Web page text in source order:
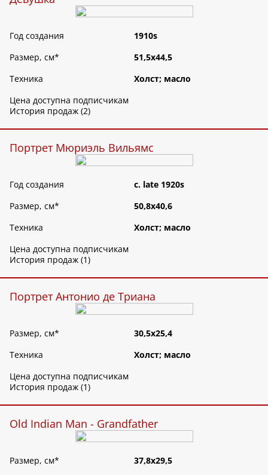
Год создания
1910s
Размер, см*
51,5х44,5
Техника
Холст; масло
Цена доступна подписчикам
История продаж (2)
Портрет Мюриэль Вильямс
Год создания
c. late 1920s
Размер, см*
50,8х40,6
Техника
Холст; масло
Цена доступна подписчикам
История продаж (1)
Портрет Антонио де Триана
Размер, см*
30,5х25,4
Техника
Холст; масло
Цена доступна подписчикам
История продаж (1)
Old Indian Man - Grandfather
Размер, см*
37,8х29,5